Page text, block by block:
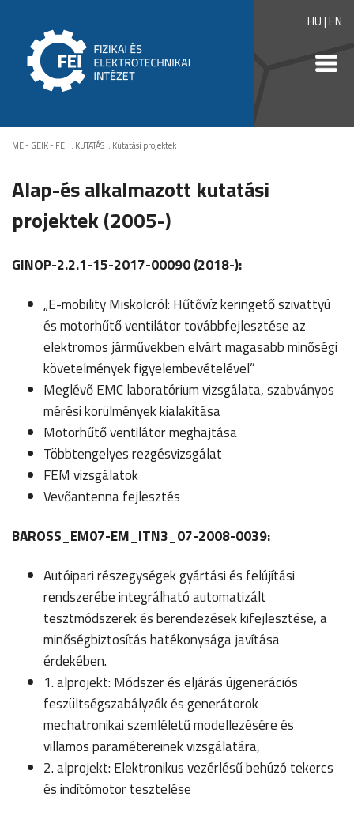
HU|EN
ME - GEIK - FEI :: KUTATÁS:: Kutatási projektek
Alap-és alkalmazott kutatási
projektek (2005-)
GINOP-2.2.1-15-2017-00090 (2018-):
„E-mobility Miskolcról: Hűtővíz keringető szivattyú
és motorhűtő ventilátor továbbfejlesztése az
elektromos járművekben elvárt magasabb minőségi
követelmények figyelembevételével”
Meglévő EMC laboratórium vizsgálata, szabványos
mérési körülmények kialakítása
Motorhűtő ventilátor meghajtása
Többtengelyes rezgésvizsgálat
FEM vizsgálatok
Vevőantenna fejlesztés
BAROSS_EM07-EM_ITN3_07-2008-0039:
Autóipari részegységek gyártási és felújítási
rendszerébe integrálható automatizált
tesztmódszerek és berendezések kifejlesztése, a
minőségbiztosítás hatékonysága javítása
érdekében.
1. alprojekt: Módszer és eljárás újgenerációs
feszültségszabályzók és generátorok
mechatronikai szemléletű modellezésére és
villamos paramétereinek vizsgálatára,
2. alprojekt: Elektronikus vezérlésű behúzó tekercs
és indítómotor tesztelése